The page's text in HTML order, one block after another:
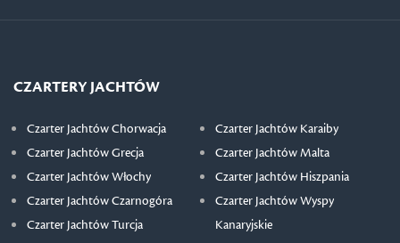
CZARTERY JACHTÓW
Czarter Jachtów Chorwacja
Czarter Jachtów Grecja
Czarter Jachtów Włochy
Czarter Jachtów Czarnogóra
Czarter Jachtów Turcja
Czarter Jachtów Karaiby
Czarter Jachtów Malta
Czarter Jachtów Hiszpania
Czarter Jachtów Wyspy
Kanaryjskie